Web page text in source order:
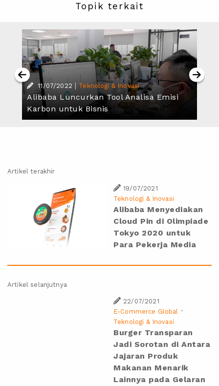
Topik terkait
11/07/2022 | Teknologi & Inovasi
Alibaba Luncurkan Tool Analisa Emisi
Karbon untuk Bisnis
Artikel terakhir
19/07/2021
Teknologi & Inovasi
Alibaba Menyediakan
Cloud Pin di Olimpiade
Tokyo 2020 untuk
Para Pekerja Media
Artikel selanjutnya
22/07/2021
E-Commerce Global ·
Teknologi & Inovasi
Burger Transparan
Jadi Sorotan di Antara
Jajaran Produk
Makanan Menarik
Lainnya pada Gelaran